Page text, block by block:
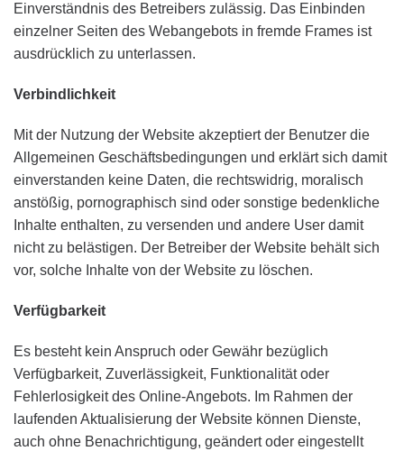
Einverständnis des Betreibers zulässig. Das Einbinden
einzelner Seiten des Webangebots in fremde Frames ist
ausdrücklich zu unterlassen.
Verbindlichkeit
Mit der Nutzung der Website akzeptiert der Benutzer die
Allgemeinen Geschäftsbedingungen und erklärt sich damit
einverstanden keine Daten, die rechtswidrig, moralisch
anstößig, pornographisch sind oder sonstige bedenkliche
Inhalte enthalten, zu versenden und andere User damit
nicht zu belästigen. Der Betreiber der Website behält sich
vor, solche Inhalte von der Website zu löschen.
Verfügbarkeit
Es besteht kein Anspruch oder Gewähr bezüglich
Verfügbarkeit, Zuverlässigkeit, Funktionalität oder
Fehlerlosigkeit des Online-Angebots. Im Rahmen der
laufenden Aktualisierung der Website können Dienste,
auch ohne Benachrichtigung, geändert oder eingestellt